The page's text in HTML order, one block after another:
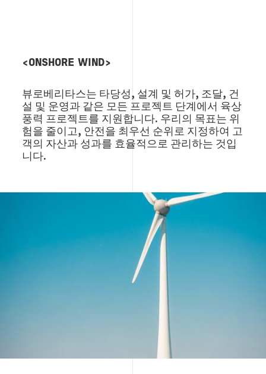
<ONSHORE WIND>
뷰로베리타스는 타당성, 설계 및 허가, 조달, 건
설 및 운영과 같은 모든 프로젝트 단계에서 육상
풍력 프로젝트를 지원합니다. 우리의 목표는 위
험을 줄이고, 안전을 최우선 순위로 지정하여 고
객의 자산과 성과를 효율적으로 관리하는 것입
니다.